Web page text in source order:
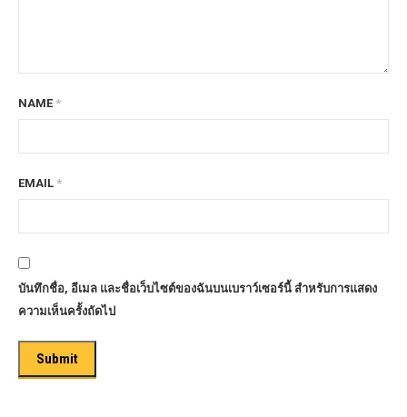
NAME *
EMAIL *
บันทึกชื่อ, อีเมล และชื่อเว็บไซต์ของฉันบนเบราว์เซอร์นี้ สำหรับการแสดง
ความเห็นครั้งถัดไป